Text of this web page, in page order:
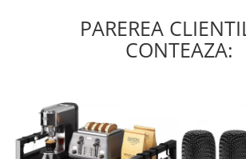
PAREREA
CONTEAZA: